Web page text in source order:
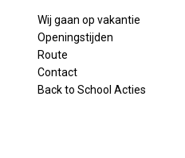
Wij gaan op vakantie
Openingstijden
Route
Contact
Back to School Acties